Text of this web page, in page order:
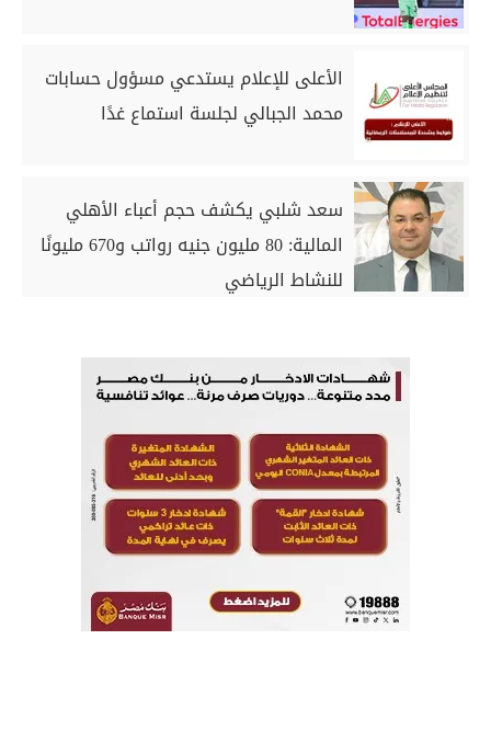
الأعلى للإعلام يستدعي مسؤول حسابات
محمد الجبالي لجلسة استماع غدًا
سعد شلبي يكشف حجم أعباء الأهلي
المالية: 80 مليون جنيه رواتب و670 مليونًا
للنشاط الرياضي